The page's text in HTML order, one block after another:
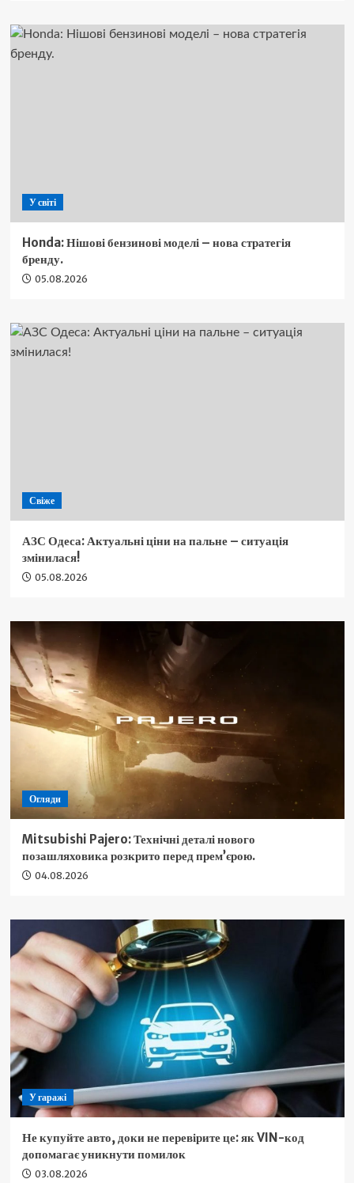
У світі
Honda: Нішові бензинові моделі – нова стратегія
бренду.
05.08.2026
Свіже
АЗС Одеса: Актуальні ціни на пальне – ситуація
змінилася!
05.08.2026
Огляди
Mitsubishi Pajero: Технічні деталі нового
позашляховика розкрито перед прем’єрою.
04.08.2026
У гаражі
Не купуйте авто, доки не перевірите це: як VIN-код
допомагає уникнути помилок
03.08.2026